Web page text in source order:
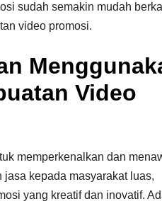
sudah semakin mudah
video promosi.
Video
memperkenalkan dan
jasa kepada masyarakat luas,
yang kreatif dan inovatif.